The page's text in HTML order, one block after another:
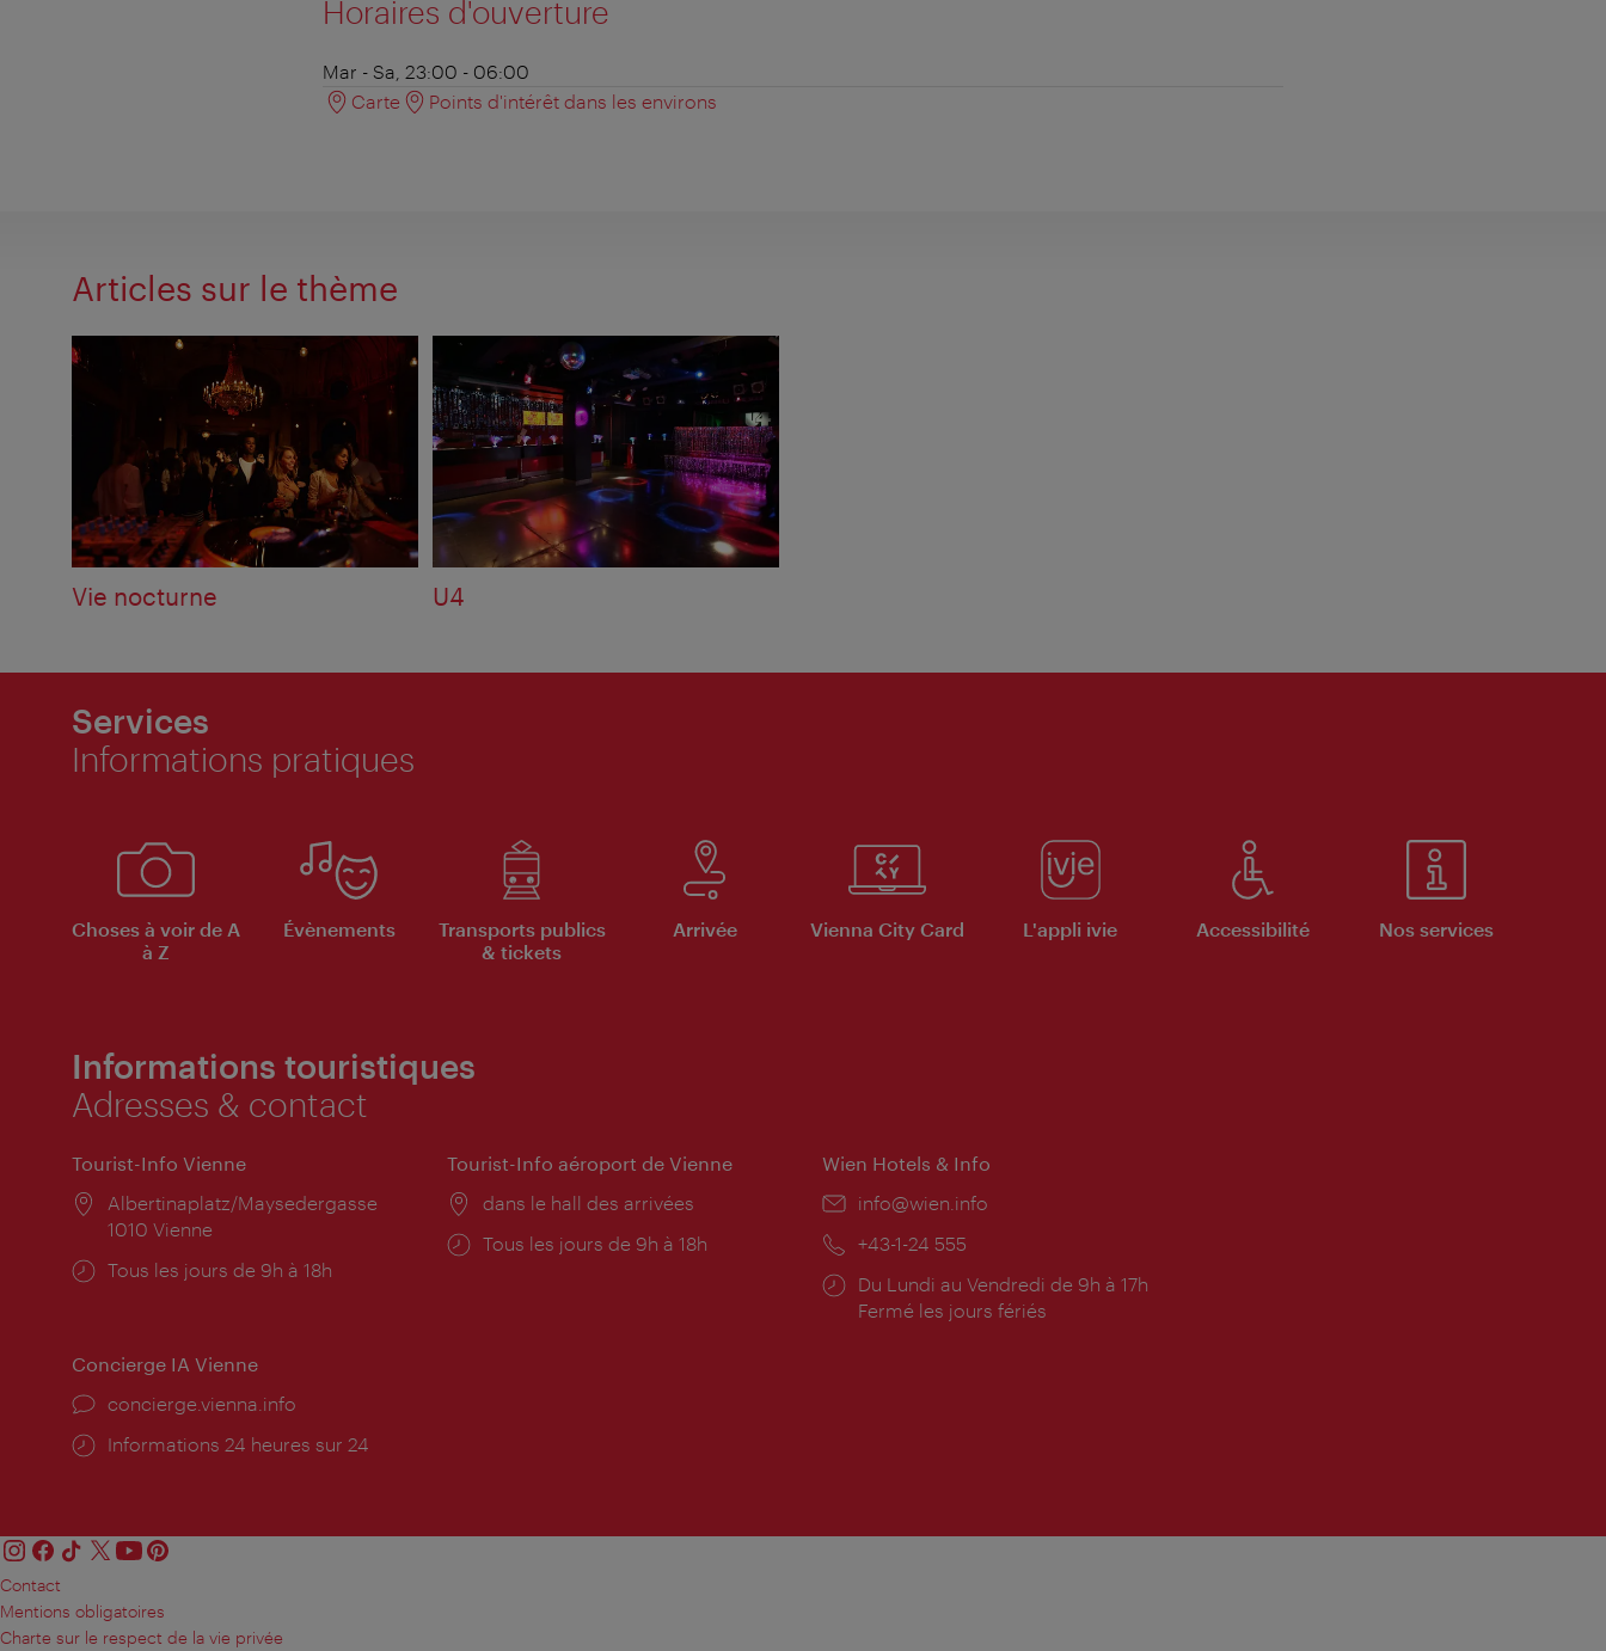
Horaires d'ouverture
Mar - Sa, 23:00 - 06:00
Carte
Points d'intérêt dans les environs
Articles sur le thème
Vie nocturne U4
Services
Informations pratiques
Choses à voir de A
à Z
Évènements
Transports publics
& tickets
Arrivée Vienna City Card L'appli ivie Accessibilité Nos services
Informations touristiques
Adresses & contact
Tourist-Info Vienne
Lieu:
Albertinaplatz/Maysedergasse
1010 Vienne
Horaires
Tous les jours de 9h à 18h
Tourist-Info aéroport de Vienne
Lieu:
dans le hall des arrivées
Horaires
Tous les jours de 9h à 18h
Wien Hotels & Info
E-
info@wien.info
Téléphone:
+43-1-24 555
Horaires
d'ouverture:
Du Lundi au Vendredi de 9h à 17h
Fermé les jours fériés
Concierge IA Vienne
Ort:
concierge.vienna.info
Öffnungszeiten:
Informations 24 heures sur 24
Contact
Mentions obligatoires
Charte sur le respect de la vie privée